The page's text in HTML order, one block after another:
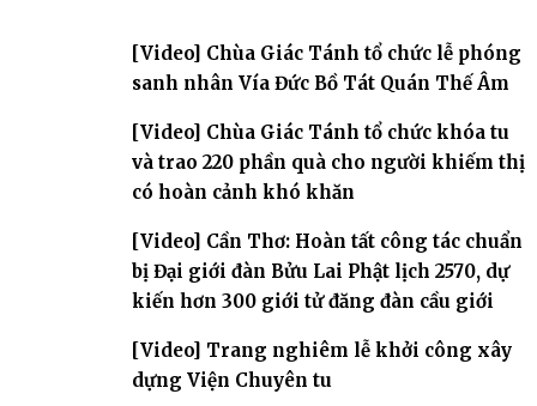
[Video] Chùa Giác Tánh tổ chức lễ phóng
sanh nhân Vía Đức Bồ Tát Quán Thế Âm
[Video] Chùa Giác Tánh tổ chức khóa tu
và trao 220 phần quà cho người khiếm thị
có hoàn cảnh khó khăn
[Video] Cần Thơ: Hoàn tất công tác chuẩn
bị Đại giới đàn Bửu Lai Phật lịch 2570, dự
kiến hơn 300 giới tử đăng đàn cầu giới
[Video] Trang nghiêm lễ khởi công xây
dựng Viện Chuyên tu